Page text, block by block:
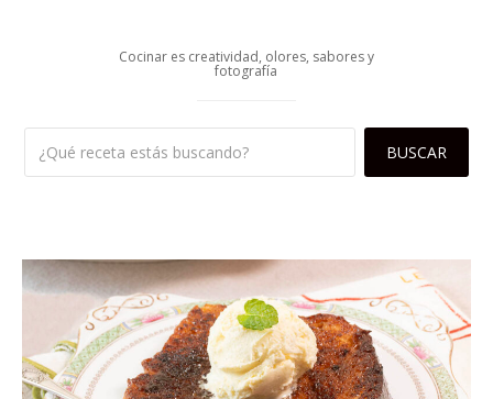
Cocinar es creatividad, olores, sabores y
fotografía